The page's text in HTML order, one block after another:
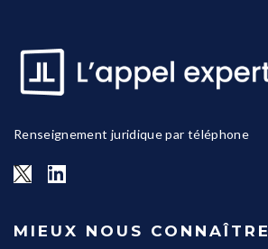
Renseignement juridique par téléphone
MIEUX NOUS CONNAÎTRE